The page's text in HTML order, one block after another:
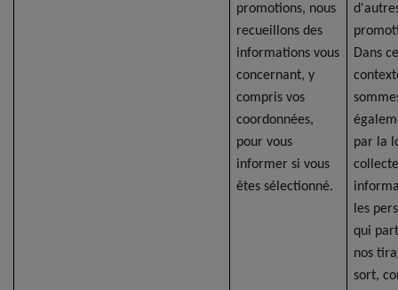
promotions, nous
recueillons des
informations vous
concernant, y
compris vos
coordonnées,
pour vous
informer si vous
êtes sélectionné.
Dans
par la
les
qui
nos
sort,